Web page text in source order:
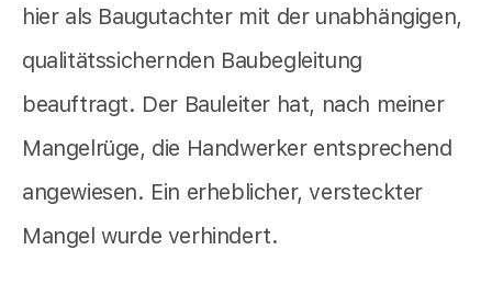
hier als Baugutachter mit der unabhängigen,
qualitätssichernden Baubegleitung
beauftragt. Der Bauleiter hat, nach meiner
Mangelrüge, die Handwerker entsprechend
angewiesen. Ein erheblicher, versteckter
Mangel wurde verhindert.